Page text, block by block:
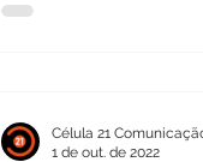
Célula 21
1 de out. de 2022